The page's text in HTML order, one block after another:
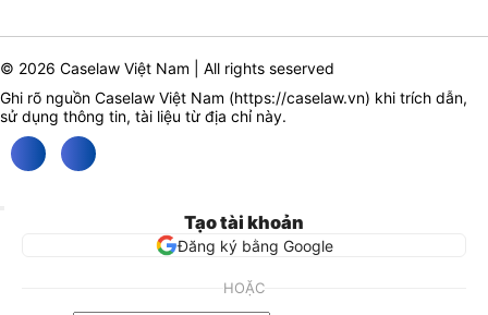
© 2026 Caselaw Việt Nam | All rights seserved
Ghi rõ nguồn Caselaw Việt Nam (https://caselaw.vn) khi trích dẫn,
sử dụng thông tin, tài liệu từ địa chỉ này.
Tạo tài khoản
Đăng ký bằng Google
HOẶC